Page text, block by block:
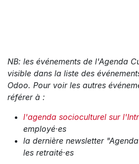
NB: les événements de l'Agenda
visible dans la liste des
Odoo. Pour voir les autres
référer à :
l'agenda socioculturel sur
employé·es
la dernière newsletter
les retraité·es